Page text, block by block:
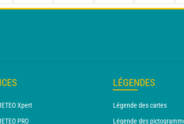
Xpert
PRO
LÉGENDES
Légende des cartes
Légende des